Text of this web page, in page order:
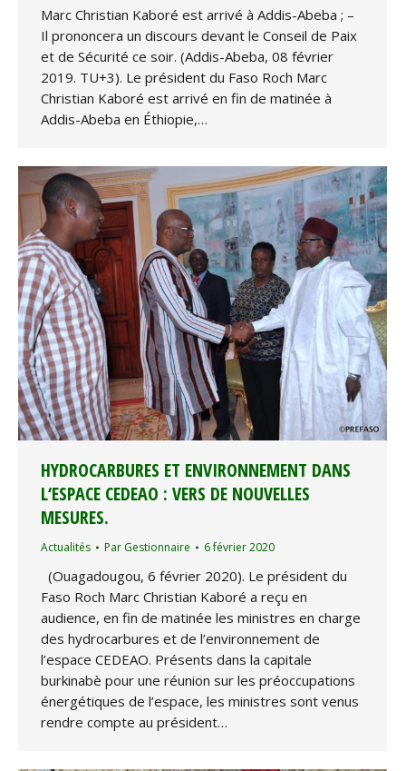
Marc Christian Kaboré est arrivé à Addis-Abeba ; –
Il prononcera un discours devant le Conseil de Paix
et de Sécurité ce soir. (Addis-Abeba, 08 février
2019. TU+3). Le président du Faso Roch Marc
Christian Kaboré est arrivé en fin de matinée à
Addis-Abeba en Éthiopie,…
HYDROCARBURES ET ENVIRONNEMENT DANS
L‘ESPACE CEDEAO : VERS DE NOUVELLES
MESURES.
Actualités Par Gestionnaire 6 février 2020
(Ouagadougou, 6 février 2020). Le président du
Faso Roch Marc Christian Kaboré a reçu en
audience, en fin de matinée les ministres en charge
des hydrocarbures et de l’environnement de
l’espace CEDEAO. Présents dans la capitale
burkinabè pour une réunion sur les préoccupations
énergétiques de l’espace, les ministres sont venus
rendre compte au président…